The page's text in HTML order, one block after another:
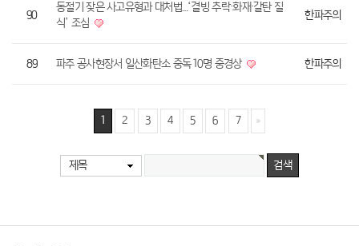
90
동절기 잦은 사고유형과 대처법…‘결빙 추락·화재·갈탄 질
식’ 조심
한파주의
89 파주 공사현장서 일산화탄소 중독 10명 중경상 한파주의
1 2 3 4 5 6 7
제목